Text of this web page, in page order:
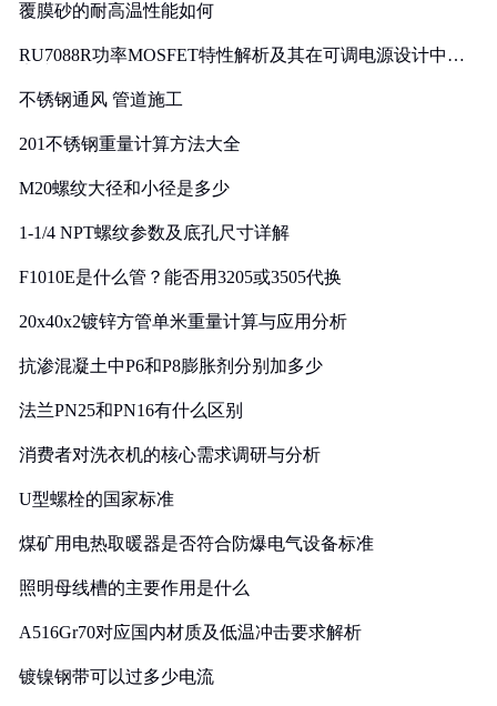
覆膜砂的耐高温性能如何
RU7088R功率MOSFET特性解析及其在可调电源设计中的
不锈钢通风 管道施工
201不锈钢重量计算方法大全
M20螺纹大径和小径是多少
1-1/4 NPT螺纹参数及底孔尺寸详解
F1010E是什么管？能否用3205或3505代换
20x40x2镀锌方管单米重量计算与应用分析
抗渗混凝土中P6和P8膨胀剂分别加多少
法兰PN25和PN16有什么区别
消费者对洗衣机的核心需求调研与分析
U型螺栓的国家标准
煤矿用电热取暖器是否符合防爆电气设备标准
照明母线槽的主要作用是什么
A516Gr70对应国内材质及低温冲击要求解析
镀镍钢带可以过多少电流